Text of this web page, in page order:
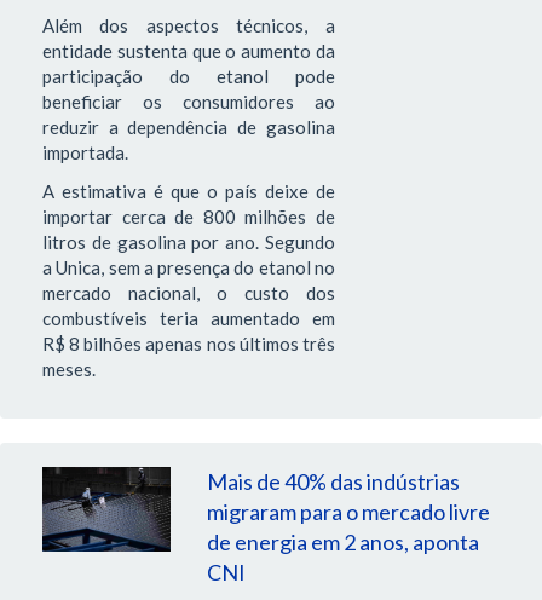
Além dos aspectos técnicos, a
entidade sustenta que o aumento da
participação do etanol pode
beneficiar os consumidores ao
reduzir a dependência de gasolina
importada.
A estimativa é que o país deixe de
importar cerca de 800 milhões de
litros de gasolina por ano. Segundo
a Unica, sem a presença do etanol no
mercado nacional, o custo dos
combustíveis teria aumentado em
R$ 8 bilhões apenas nos últimos três
meses.
Mais de 40% das indústrias
migraram para o mercado livre
de energia em 2 anos, aponta
CNI